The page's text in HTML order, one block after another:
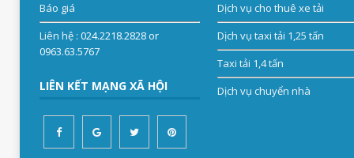
Báo giá
Liên hệ: 024.2218.2828 or
0963.63.5767
LIÊN KẾT MẠNG XÃ HỘI
Dịch vụ cho thuê xe tải
Dịch vụ taxi tải 1,25 tấn
Taxi tải 1,4 tấn
Dịch vụ chuyển nhà